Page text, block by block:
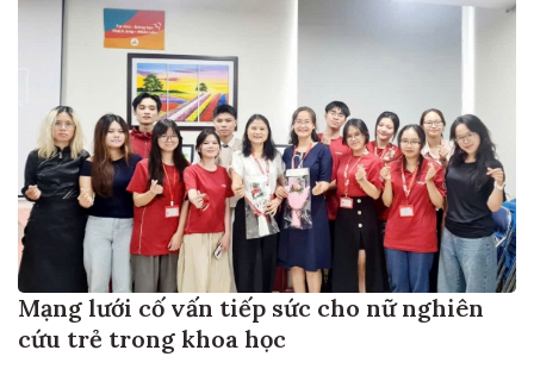
Mạng lưới cố vấn tiếp sức cho nữ nghiên
cứu trẻ trong khoa học